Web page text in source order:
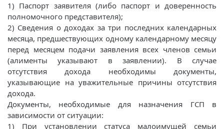
1) Паспорт заявителя (либо паспорт и доверенность
полномочного представителя);
2) Сведения о доходах за три последних календарных
месяца, предшествующих одному календарному месяцу
перед месяцем подачи заявления всех членов семьи
(алименты указывают в заявлении). В случае
отсутствия дохода необходимы документы,
указывающие на уважительные причины отсутствия
дохода.
Документы, необходимые для назначения ГСП в
зависимости от ситуации:
1) При установлении статуса малоимущей семьи